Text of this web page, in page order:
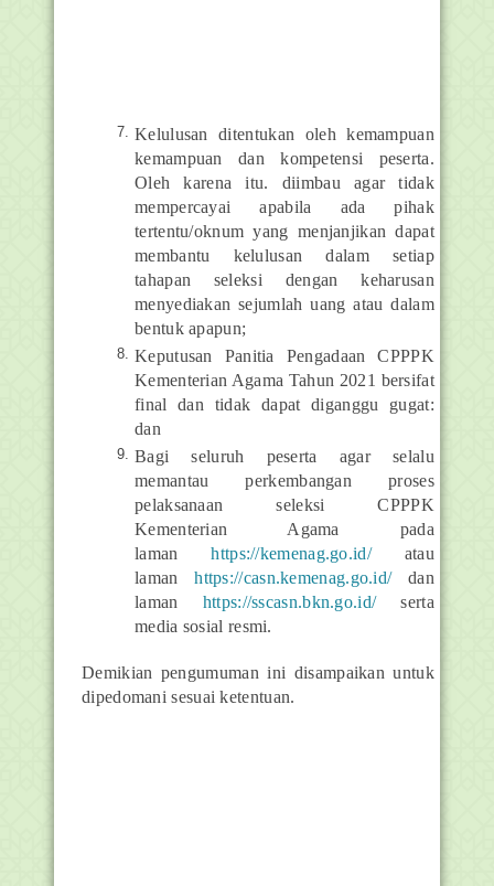
Kelulusan ditentukan oleh kemampuan
kemampuan dan kompetensi peserta.
Oleh karena itu. diimbau agar tidak
mempercayai apabila ada pihak
tertentu/oknum yang menjanjikan dapat
membantu kelulusan dalam setiap
tahapan seleksi dengan keharusan
menyediakan sejumlah uang atau dalam
bentuk apapun;
Keputusan Panitia Pengadaan CPPPK
Kementerian Agama Tahun 2021 bersifat
final dan tidak dapat diganggu gugat:
dan
Bagi seluruh peserta agar selalu
memantau perkembangan proses
pelaksanaan seleksi CPPPK
Kementerian Agama pada
lamanhttps://kemenag.go.id/atau
lamanhttps://casn.kemenag.go.id/dan
laman https://sscasn.bkn.go.id/serta
media sosial resmi.
Demikian pengumuman ini disampaikan untuk
dipedomani sesuai ketentuan.